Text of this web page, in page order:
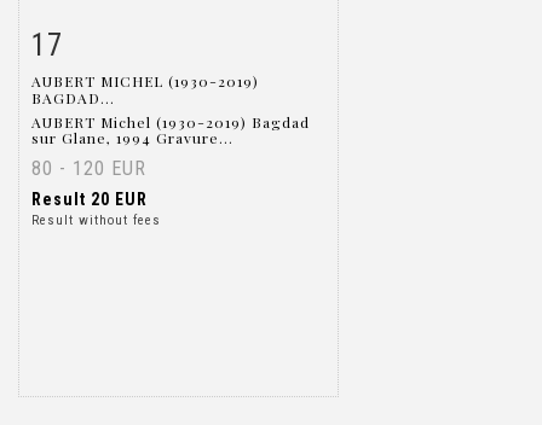
17
AUBERT MICHEL (1930-2019)
BAGDAD...
AUBERT Michel (1930-2019) Bagdad
sur Glane, 1994 Gravure...
80 - 120 EUR
Result 20 EUR
Result without fees